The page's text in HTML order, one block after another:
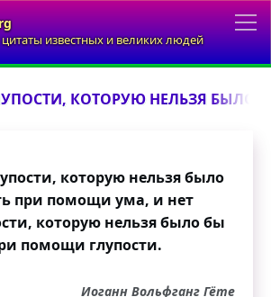
известных и великих людей
КОТОРУЮ НЕЛЬЗЯ БЫЛО
которую нельзя было
при помощи ума, и нет
которую нельзя было бы
помощи глупости.
Иоганн Вольфганг Гёте